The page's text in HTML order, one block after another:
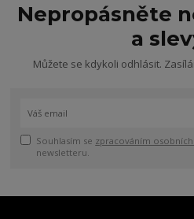
Nepropásněte
a
Můžete se kdykoli odhlásit.
Souhlasím se zpracováním
newsletteru.